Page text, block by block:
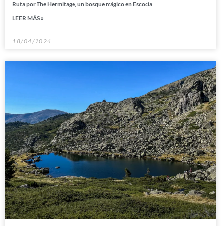
Ruta por The Hermitage, un bosque mágico en Escocia
LEER MÁS »
18/04/2024